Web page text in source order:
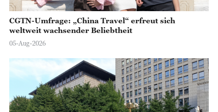
CGTN-Umfrage: „China Travel“ erfreut sich
weltweit wachsender Beliebtheit
05-Aug-2026